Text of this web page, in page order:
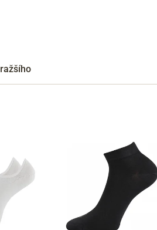
Přes Google